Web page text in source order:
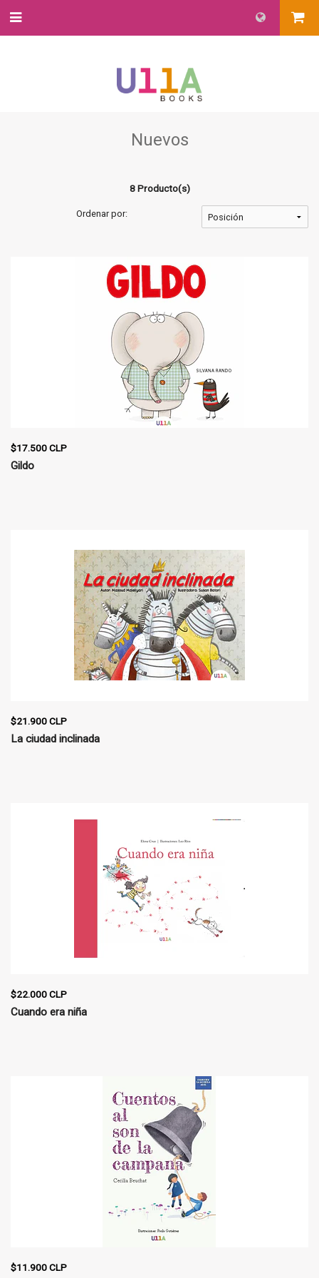
Nuevos
8 Producto(s)
Ordenar por:
$17.500 CLP
Gildo
$21.900 CLP
La ciudad inclinada
$22.000 CLP
Cuando era niña
$11.900 CLP